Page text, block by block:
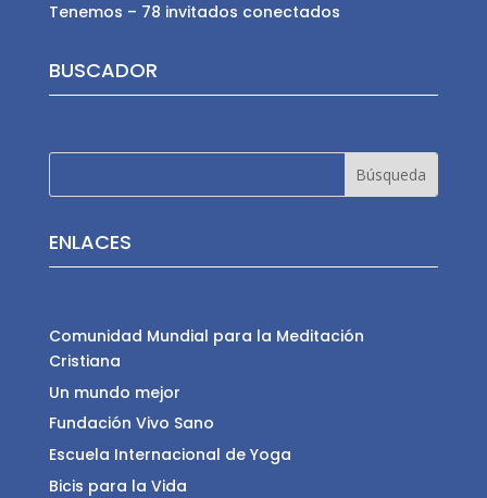
Tenemos – 78 invitados conectados
BUSCADOR
ENLACES
Comunidad Mundial para la Meditación
Cristiana
Un mundo mejor
Fundación Vivo Sano
Escuela Internacional de Yoga
Bicis para la Vida